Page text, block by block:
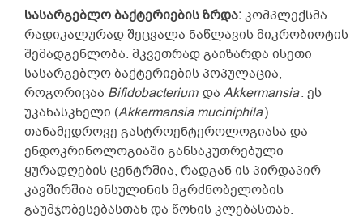
სასარგებლო ბაქტერიების ზრდა:კომპლექსმა
რადიკალურად შეცვალა ნაწლავის მიკრობიოტის
შემადგენლობა. მკვეთრად გაიზარდა ისეთი
სასარგებლო ბაქტერიების პოპულაცია,
როგორიცაა Bifidobacterium და Akkermansia. ეს
უკანასკნელი (Akkermansia muciniphila)
თანამედროვე გასტროენტეროლოგიასა და
ენდოკრინოლოგიაში განსაკუთრებული
ყურადღების ცენტრშია, რადგან ის პირდაპირ
კავშირშია ინსულინის მგრძნობელობის
გაუმჯობესებასთან და წონის კლებასთან.